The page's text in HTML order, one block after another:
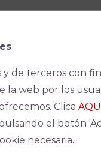
y de terceros con
la web por los
Clica
el botón
necesaria.